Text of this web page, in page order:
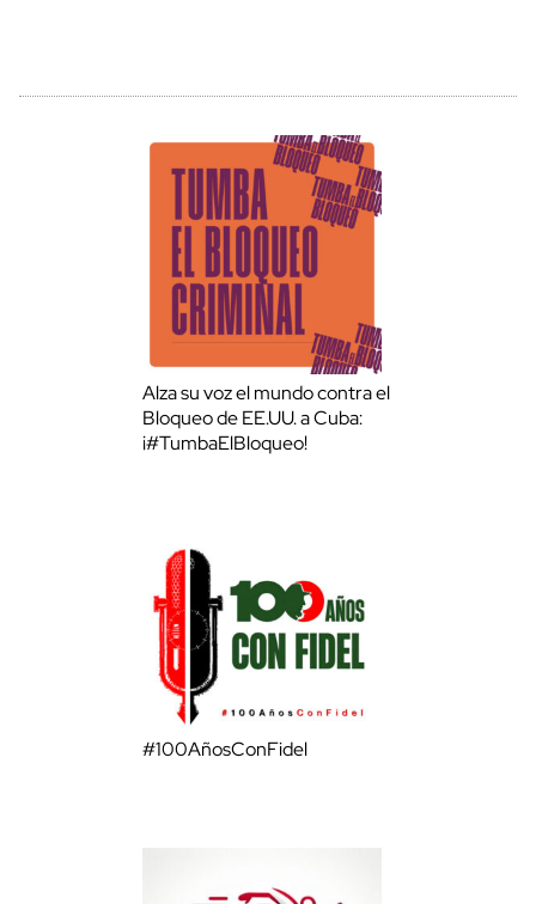
Alza su voz el mundo contra el
Bloqueo de EE.UU. a Cuba:
¡#TumbaElBloqueo!
#100AñosConFidel